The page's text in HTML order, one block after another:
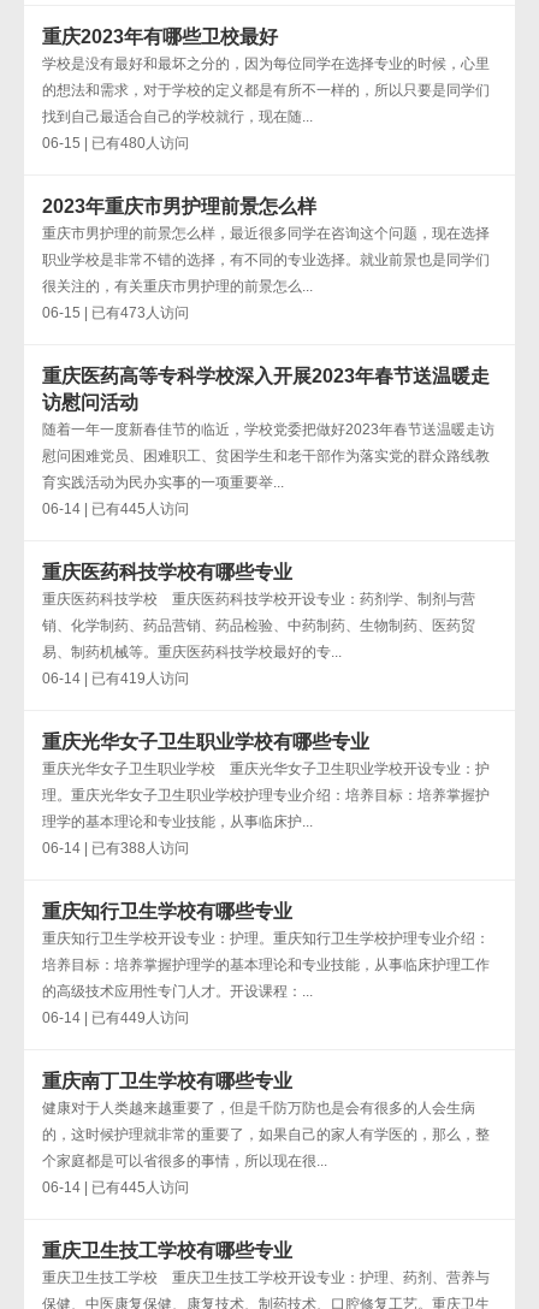
重庆2023年有哪些卫校最好
学校是没有最好和最坏之分的，因为每位同学在选择专业的时候，心里
的想法和需求，对于学校的定义都是有所不一样的，所以只要是同学们
找到自己最适合自己的学校就行，现在随...
06-15 | 已有480人访问
2023年重庆市男护理前景怎么样
重庆市男护理的前景怎么样，最近很多同学在咨询这个问题，现在选择
职业学校是非常不错的选择，有不同的专业选择。就业前景也是同学们
很关注的，有关重庆市男护理的前景怎么...
06-15 | 已有473人访问
重庆医药高等专科学校深入开展2023年春节送温暖走
访慰问活动
随着一年一度新春佳节的临近，学校党委把做好2023年春节送温暖走访
慰问困难党员、困难职工、贫困学生和老干部作为落实党的群众路线教
育实践活动为民办实事的一项重要举...
06-14 | 已有445人访问
重庆医药科技学校有哪些专业
重庆医药科技学校 重庆医药科技学校开设专业：药剂学、制剂与营
销、化学制药、药品营销、药品检验、中药制药、生物制药、医药贸
易、制药机械等。重庆医药科技学校最好的专...
06-14 | 已有419人访问
重庆光华女子卫生职业学校有哪些专业
重庆光华女子卫生职业学校 重庆光华女子卫生职业学校开设专业：护
理。重庆光华女子卫生职业学校护理专业介绍：培养目标：培养掌握护
理学的基本理论和专业技能，从事临床护...
06-14 | 已有388人访问
重庆知行卫生学校有哪些专业
重庆知行卫生学校开设专业：护理。重庆知行卫生学校护理专业介绍：
培养目标：培养掌握护理学的基本理论和专业技能，从事临床护理工作
的高级技术应用性专门人才。开设课程：...
06-14 | 已有449人访问
重庆南丁卫生学校有哪些专业
健康对于人类越来越重要了，但是千防万防也是会有很多的人会生病
的，这时候护理就非常的重要了，如果自己的家人有学医的，那么，整
个家庭都是可以省很多的事情，所以现在很...
06-14 | 已有445人访问
重庆卫生技工学校有哪些专业
重庆卫生技工学校 重庆卫生技工学校开设专业：护理、药剂、营养与
保健、中医康复保健、康复技术、制药技术、口腔修复工艺。重庆卫生